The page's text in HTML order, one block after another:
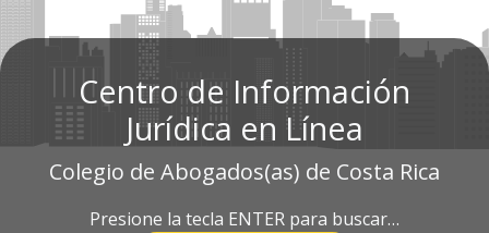
Centro de Información
Jurídica en Línea
Colegio de Abogados(as) de Costa Rica
Presione la tecla ENTER para buscar…